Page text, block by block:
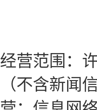
经营范围：
（不含新